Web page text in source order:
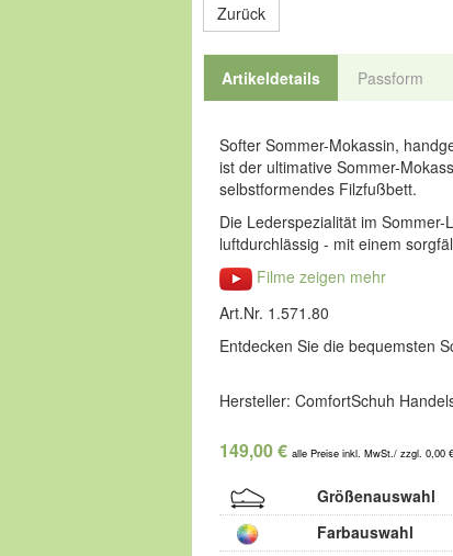
Zurück
Artikeldetails Passform
Softer Sommer-Mokassin,
ist der ultimative Sommer-
selbstformendes Filzfußbett.
Die Lederspezialität im
luftdurchlässig - mit einem
Filme zeigen mehr
Art.Nr. 1.571.80
Entdecken Sie die bequemsten
Hersteller: ComfortSchuh
149,00 € alle Preise inkl. MwSt./ zzgl. 0,00
Größenauswahl
Farbauswahl